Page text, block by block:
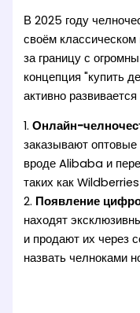
В 2025 году
своём
за границу с
концепция "купить
активно
1.Онлайн-
заказывают
вроде Alibaba и
таких как
2. Появление
находят
и продают их через
назвать челноками